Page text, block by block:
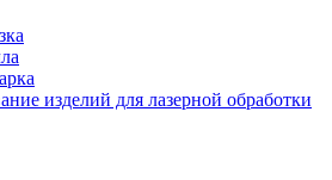
изделий для лазерной обработки